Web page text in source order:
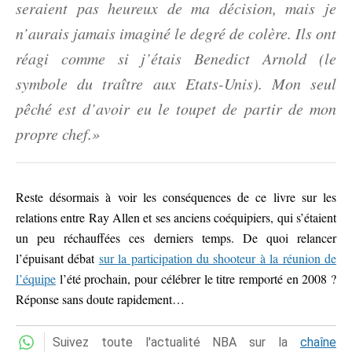
seraient pas heureux de ma décision, mais je
n’aurais jamais imaginé le degré de colère. Ils ont
réagi comme si j’étais Benedict Arnold (le
symbole du traître aux Etats-Unis). Mon seul
pêché est d’avoir eu le toupet de partir de mon
propre chef.»
Reste désormais à voir les conséquences de ce livre sur les
relations entre Ray Allen et ses anciens coéquipiers, qui s’étaient
un peu réchauffées ces derniers temps. De quoi relancer
l’épuisant débat sur la participation du shooteur à la réunion de
l’équipe l’été prochain, pour célébrer le titre remporté en 2008 ?
Réponse sans doute rapidement…
Suivez toute l'actualité NBA sur la chaîne